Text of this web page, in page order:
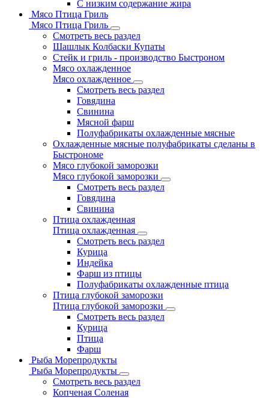
С низким содержание жира
Мясо Птица Гриль
Мясо Птица Гриль
Смотреть весь раздел
Шашлык Колбаски Купаты
Стейк и гриль - производство Быстроном
Мясо охлажденное
Мясо охлажденное
Смотреть весь раздел
Говядина
Свинина
Мясной фарш
Полуфабрикаты охлажденные мясные
Охлажденные мясные полуфабрикаты сделаны в
Быстрономе
Мясо глубокой заморозки
Мясо глубокой заморозки
Смотреть весь раздел
Говядина
Свинина
Птица охлажденная
Птица охлажденная
Смотреть весь раздел
Курица
Индейка
Фарш из птицы
Полуфабрикаты охлажденные птица
Птица глубокой заморозки
Птица глубокой заморозки
Смотреть весь раздел
Курица
Птица
Фарш
Рыба Морепродукты
Рыба Морепродукты
Смотреть весь раздел
Копченая Соленая